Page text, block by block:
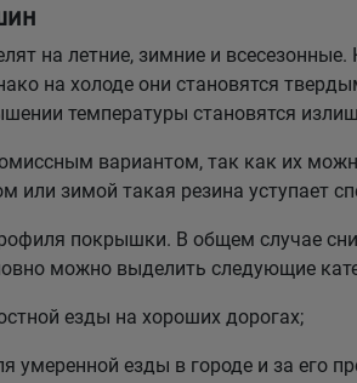
на летние, зимние и
на холоде они становятся
температуры становятся
вариантом, так как их
или зимой такая резина уступает
покрышки. В общем случае
можно выделить следующие
езды на хороших дорогах;
езды в городе и за его